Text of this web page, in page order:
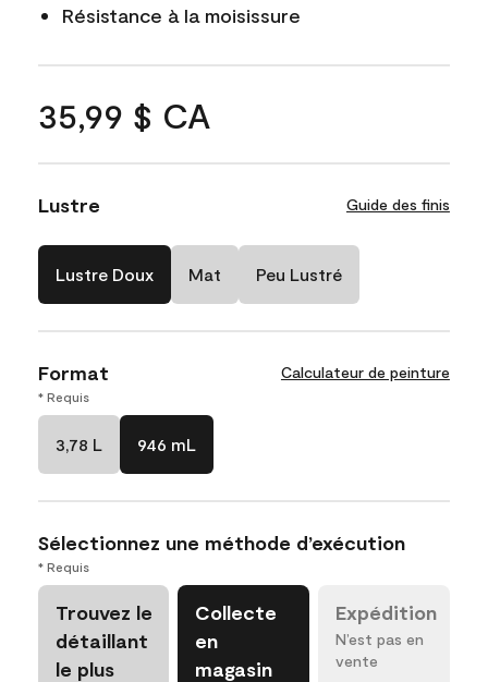
Résistance à la moisissure
35,99 $ CA
Lustre Guide des finis
Lustre Doux Mat Peu Lustré
Format Calculateur de peinture
* Requis
3,78 L 946 mL
Sélectionnez une méthode d’exécution
* Requis
Trouvez le
détaillant
le plus
Collecte
en
magasin
Expédition
N’est pas en
vente